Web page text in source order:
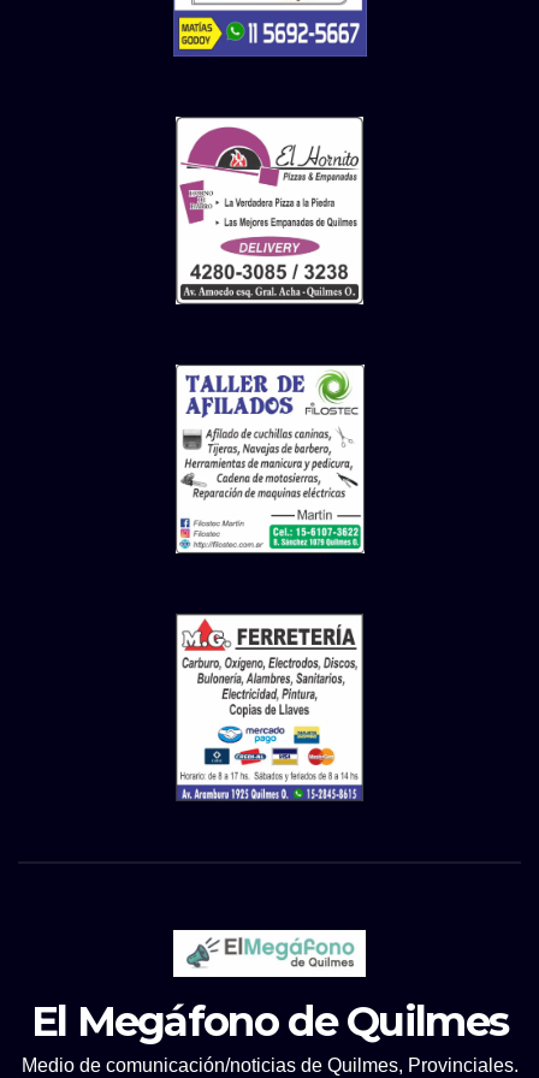
El Megáfono de Quilmes
Medio de comunicación/noticias de Quilmes, Provinciales.